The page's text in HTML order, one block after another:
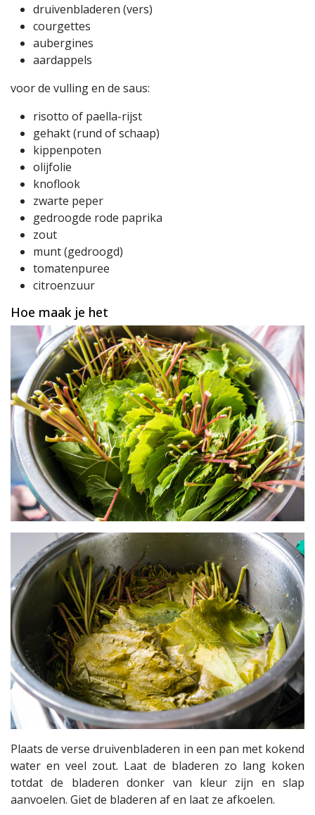
druivenbladeren (vers)
courgettes
aubergines
aardappels
voor de vulling en de saus:
risotto of paella-rijst
gehakt (rund of schaap)
kippenpoten
olijfolie
knoflook
zwarte peper
gedroogde rode paprika
zout
munt (gedroogd)
tomatenpuree
citroenzuur
Hoe maak je het
Plaats de verse druivenbladeren in een pan met kokend
water en veel zout. Laat de bladeren zo lang koken
totdat de bladeren donker van kleur zijn en slap
aanvoelen. Giet de bladeren af en laat ze afkoelen.